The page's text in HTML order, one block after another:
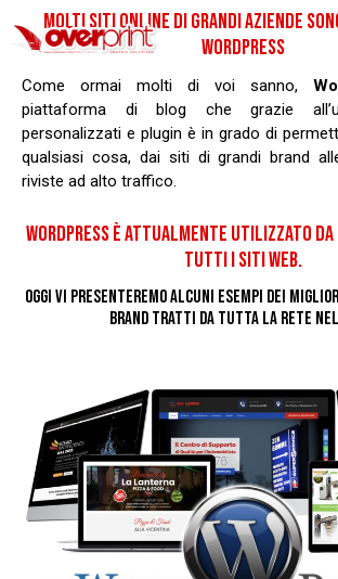
MOLTI SITI ONLINE DI GRANDI AZIENDE
WORDPRESS
Come ormai molti di voi sanno,
piattaforma di blog che grazie
personalizzati e plugin è in grado di
qualsiasi cosa, dai siti di grandi brand
riviste ad alto traffico.
WORDPRESS È ATTUALMENTE UTILIZZATO
TUTTI I SITI WEB.
OGGI VI PRESENTEREMO ALCUNI ESEMPI DEI
BRAND TRATTI DA TUTTA LA RETE